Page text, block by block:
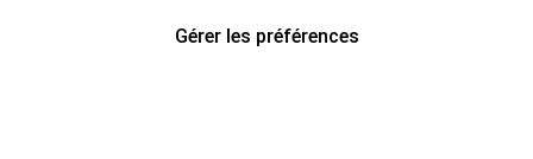
Gérer les préférences